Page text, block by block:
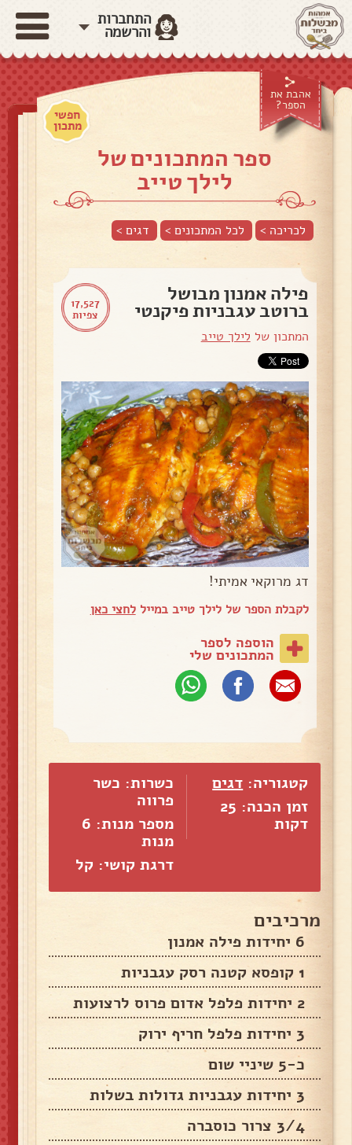
התחברות
והרשמה
אהבת את
הספר?
חפשי
מתכון
ספר המתכונים של
לילך טייב
לכריכה > לכל המתכונים > דגים>
17,527
צפיות
פילה אמנון מבושל
ברוטב עגבניות פיקנטי
המתכון של לילך טייב
דג מרוקאי אמיתי!
לקבלת הספר של לילך טייב במייללחצי כאן
הוספה לספר
המתכונים שלי
קטגוריה: דגים
זמן הכנה: 25
דקות
כשרות: כשר
פרווה
מספר מנות: 6
מנות
דרגת קושי: קל
מרכיבים
6 יחידות פילה אמנון
1 קופסא קטנה רסק עגבניות
2 יחידות פלפל אדום פרוס לרצועות
3 יחידות פלפל חריף ירוק
כ-5 שיניי שום
3 יחידות עגבניות גדולות בשלות
3/4 צרור כוסברה